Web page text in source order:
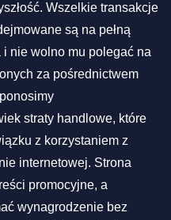
Wszelkie transakcje
są na pełną
nie wolno mu polegać na
za pośrednictwem
straty handlowe, które
z korzystaniem z
internetowej. Strona
promocyjne, a
wynagrodzenie bez